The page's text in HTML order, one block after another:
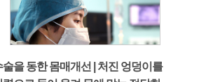
술을 동한 몸매개선 | 처진 엉덩이를